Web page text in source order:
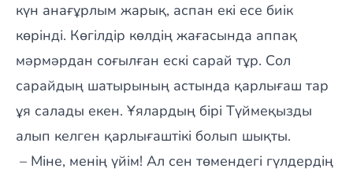
күн анағұрлым жарық, аспан екі есе биік
көрінді. Көгілдір көлдің жағасында аппақ
мәрмәрдан соғылған ескі сарай тұр. Сол
сарайдың шатырының астында қарлығаш тар
ұя салады екен. Ұялардың бірі Түймеқызды
алып келген қарлығаштікі болып шықты.
– Міне, менің үйім! Ал сен төмендегі гүлдердің